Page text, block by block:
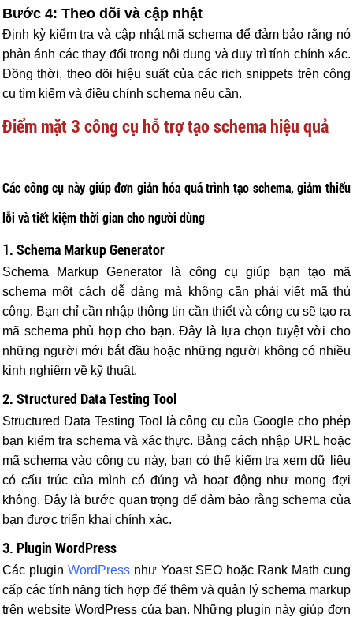
Bước 4: Theo dõi và cập nhật
Định kỳ kiểm tra và cập nhật mã schema để đảm bảo rằng nó
phản ánh các thay đổi trong nội dung và duy trì tính chính xác.
Đồng thời, theo dõi hiệu suất của các rich snippets trên công
cụ tìm kiếm và điều chỉnh schema nếu cần.
Điểm mặt 3 công cụ hỗ trợ tạo schema hiệu quả
Các công cụ này giúp đơn giản hóa quá trình tạo schema, giảm thiểu
lỗi và tiết kiệm thời gian cho người dùng
1. Schema Markup Generator
Schema Markup Generator là công cụ giúp bạn tạo mã
schema một cách dễ dàng mà không cần phải viết mã thủ
công. Bạn chỉ cần nhập thông tin cần thiết và công cụ sẽ tạo ra
mã schema phù hợp cho bạn. Đây là lựa chọn tuyệt vời cho
những người mới bắt đầu hoặc những người không có nhiều
kinh nghiệm về kỹ thuật.
2. Structured Data Testing Tool
Structured Data Testing Tool là công cụ của Google cho phép
bạn kiểm tra schema và xác thực. Bằng cách nhập URL hoặc
mã schema vào công cụ này, bạn có thể kiểm tra xem dữ liệu
có cấu trúc của mình có đúng và hoạt động như mong đợi
không. Đây là bước quan trọng để đảm bảo rằng schema của
bạn được triển khai chính xác.
3. Plugin WordPress
Các plugin WordPressnhư Yoast SEO hoặc Rank Math cung
cấp các tính năng tích hợp để thêm và quản lý schema markup
trên website WordPress của bạn. Những plugin này giúp đơn